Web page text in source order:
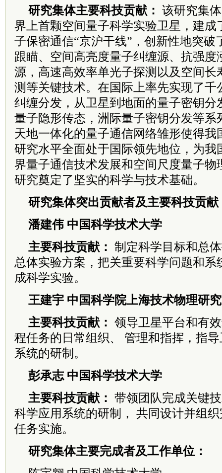
研究集体主要科技贡献： 该研究集
界 上首颗空间量子科学实验卫星，建
子保密通信“京沪干线”，创新性地突破
跟瞄、空间高亮度量子纠缠源、抗强度
源， 高速高效率单光子探测以及空间长
测 等关键技术。在国际上率先实现了千
纠缠分发，从卫星到地面的量子密钥分
量子隐形传态，洲际量子密钥分发等系
天地一体化的量子通信网络雏形使得我
研究水平全面处于国际领先地位，为我
界量子通信技术发展和空间尺度量子物
研究奠定了坚实的科学与技术基础。
研究集体突出贡献者及主要科技贡献
潘建伟 中国科学技术大学
主要科技贡献： 制定科学目标和总
总体实验方案，把关重要科学问题和系
成科学实验。
王建宇 中国科学院上海技术物理研
主要科技贡献： 领导卫星平台和有
程任务的日常组织、 管理和指挥，指
系统的研制。
彭承志 中国科学技术大学
主要科技贡献： 带领团队完成关键
科学应用系统的研制， 共同设计并组
任务实施。
研究集体主要完成者及工作单位：